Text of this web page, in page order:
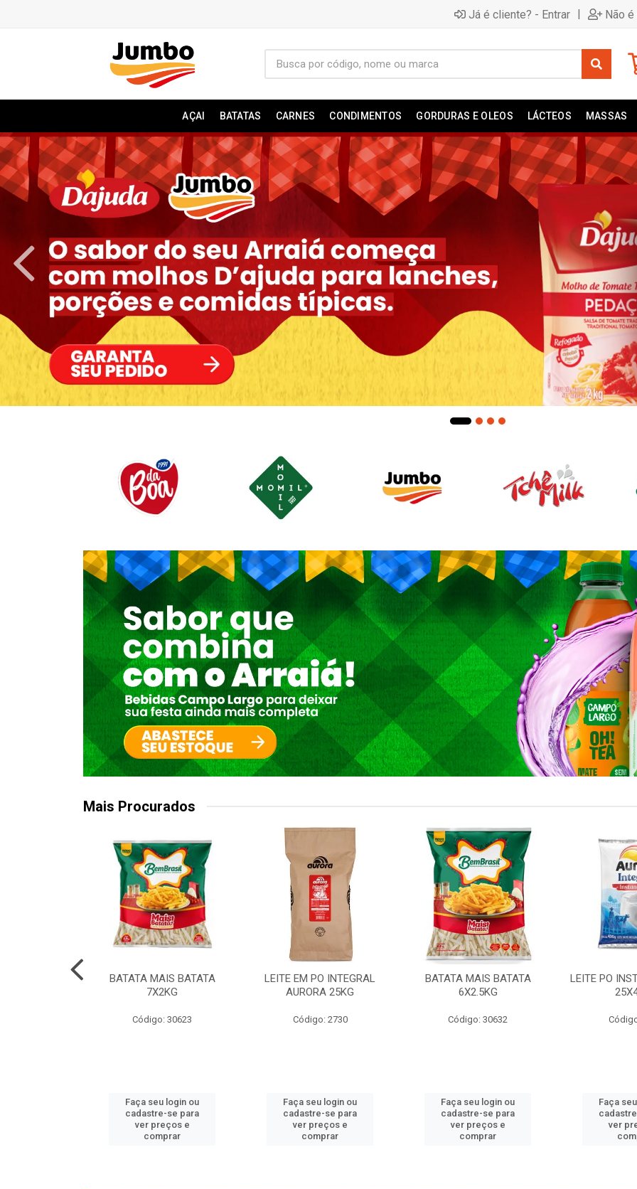
Já é cliente? - Entrar | Não
AÇAI BATATAS CARNES CONDIMENTOS GORDURAS E OLEOS LÁCTEOS MASSAS
Mais Procurados
BATATA MAIS BATATA
7X2KG
Código: 30623
Faça seu login ou
cadastre-se para
ver preços e
comprar
LEITE EM PO INTEGRAL
AURORA 25KG
Código: 2730
Faça seu login ou
cadastre-se para
ver preços e
comprar
BATATA MAIS BATATA
6X2.5KG
Código: 30632
Faça seu login ou
cadastre-se para
ver preços e
comprar
LEITE PO
Faça
ver